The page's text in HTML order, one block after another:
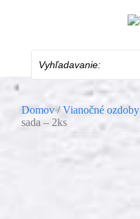
Domov/Vianočné ozdoby
sada – 2ks